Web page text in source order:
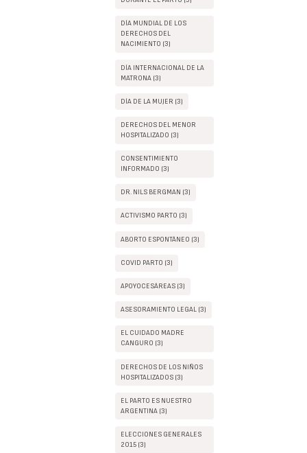
DÍA MUNDIAL DE LOS
DERECHOS DEL
NACIMIENTO (3)
DÍA INTERNACIONAL DE LA
MATRONA (3)
DÍA DE LA MUJER (3)
DERECHOS DEL MENOR
HOSPITALIZADO (3)
CONSENTIMIENTO
INFORMADO (3)
DR. NILS BERGMAN (3)
ACTIVISMO PARTO (3)
ABORTO ESPONTÁNEO (3)
COVID PARTO (3)
APOYOCESÁREAS (3)
ASESORAMIENTO LEGAL (3)
EL CUIDADO MADRE
CANGURO (3)
DERECHOS DE LOS NIÑOS
HOSPITALIZADOS (3)
EL PARTO ES NUESTRO
ARGENTINA (3)
ELECCIONES GENERALES
2015 (3)